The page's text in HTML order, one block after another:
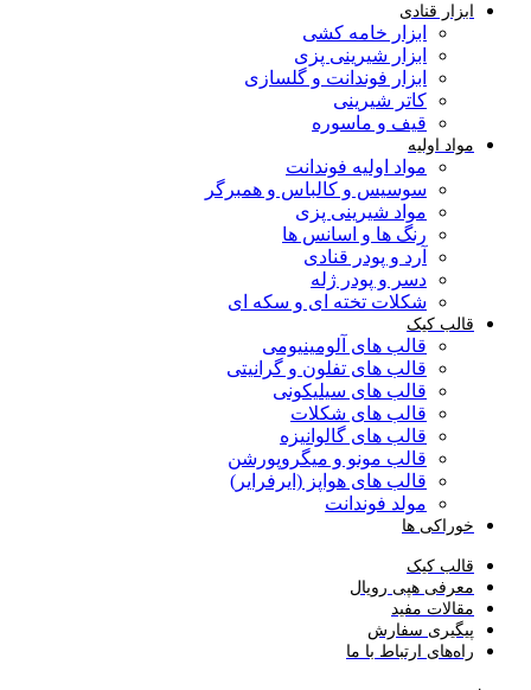
ابزار قنادی
ابزار خامه کشی
ابزار شیرینی پزی
ابزار فوندانت و گلسازی
کاتر شیرینی
قیف و ماسوره
مواد اولیه
مواد اولیه فوندانت
سوسیس و کالباس و همبرگر
مواد شیرینی پزی
رنگ ها و اسانس ها
آرد و پودر قنادی
دسر و پودر ژله
شکلات تخته ای و سکه ای
قالب کیک
قالب های آلومینیومی
قالب های تفلون و گرانیتی
قالب های سیلیکونی
قالب های شکلات
قالب های گالوانیزه
قالب مونو و میگروپورشن
قالب های هواپز (ایرفرایر)
مولد فوندانت
خوراکی ها
قالب کیک
معرفی هپی رویال
مقالات مفید
پیگیری سفارش
راه‌های ارتباط با ما